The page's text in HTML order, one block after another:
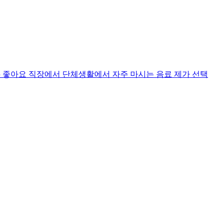
아요 직장에서 단체생활에서 자주 마시는 음료 제가 선택